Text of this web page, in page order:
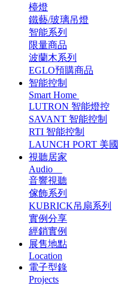
檯燈
鐵藝/玻璃吊燈
智能系列
限量商品
波蘭木系列
EGLO預購商品
智能控制
Smart Home
LUTRON 智能燈控
SAVANT 智能控制
RTI 智能控制
LAUNCH PORT 美國
視聽居家
Audio
音響視聽
傢飾系列
KUBRICK吊扇系列
實例分享
經銷實例
展售地點
Location
電子型錄
Projects